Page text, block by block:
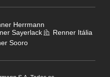
Herrmann
Sayerlack
Renner Itália
Sooro